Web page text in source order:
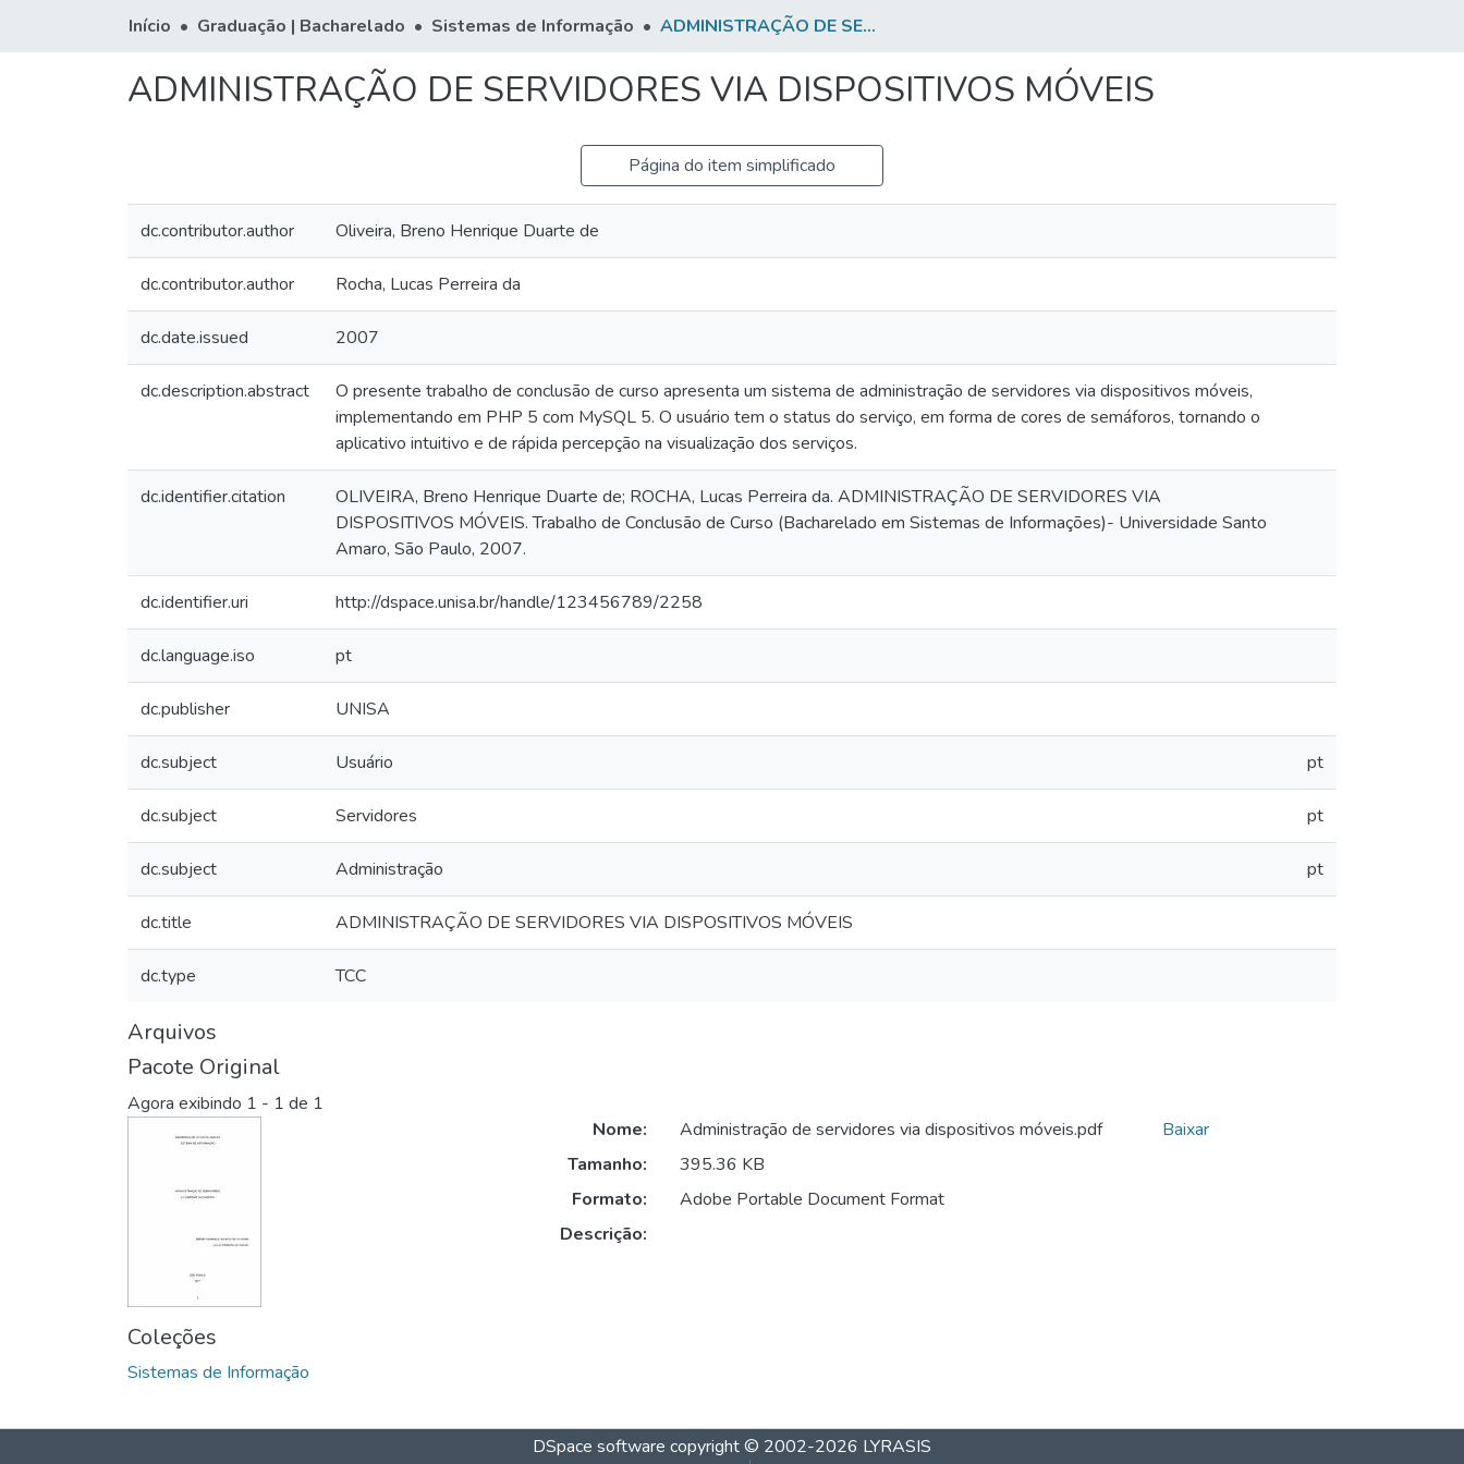
Início Graduação | Bacharelado Sistemas de Informação ADMINISTRAÇÃO DE SERVIDORES VIA DISPOSITIVOS MÓVEIS
ADMINISTRAÇÃO DE SERVIDORES VIA DISPOSITIVOS MÓVEIS
Página do item simplificado
dc.contributor.author Oliveira, Breno Henrique Duarte de
dc.contributor.author Rocha, Lucas Perreira da
dc.date.issued 2007
dc.description.abstract
O presente trabalho de conclusão de curso apresenta um sistema de administração de servidores via dispositivos móveis,
implementando em PHP 5 com MySQL 5. O usuário tem o status do serviço, em forma de cores de semáforos, tornando o
aplicativo intuitivo e de rápida percepção na visualização dos serviços.
dc.identifier.citation
OLIVEIRA, Breno Henrique Duarte de; ROCHA, Lucas Perreira da. ADMINISTRAÇÃO DE SERVIDORES VIA
DISPOSITIVOS MÓVEIS. Trabalho de Conclusão de Curso (Bacharelado em Sistemas de Informações)- Universidade Santo
Amaro, São Paulo, 2007.
dc.identifier.uri http://dspace.unisa.br/handle/123456789/2258
dc.language.iso pt
dc.publisher UNISA
dc.subject Usuário pt
dc.subject Servidores pt
dc.subject Administração pt
dc.title ADMINISTRAÇÃO DE SERVIDORES VIA DISPOSITIVOS MÓVEIS
dc.type TCC
Arquivos
Pacote Original
Agora exibindo 1 - 1 de 1
Nome:
Administração de servidores via dispositivos móveis.pdf
Tamanho:
395.36 KB
Formato:
Adobe Portable Document Format
Descrição:
Baixar
Coleções
Sistemas de Informação
DSpace software copyright © 2002-2026 LYRASIS